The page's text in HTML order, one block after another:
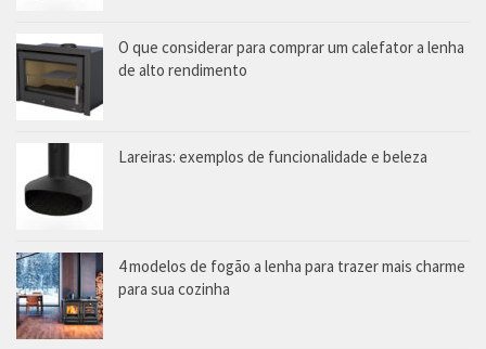
O que considerar para comprar um calefator a lenha
de alto rendimento
Lareiras: exemplos de funcionalidade e beleza
4 modelos de fogão a lenha para trazer mais charme
para sua cozinha